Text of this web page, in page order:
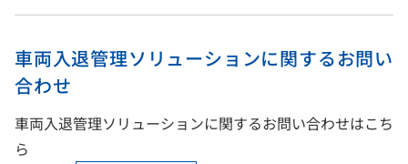
車両入退管理ソリューションに関するお問い
合わせ
車両入退管理ソリューションに関するお問い合わせはこち
ら